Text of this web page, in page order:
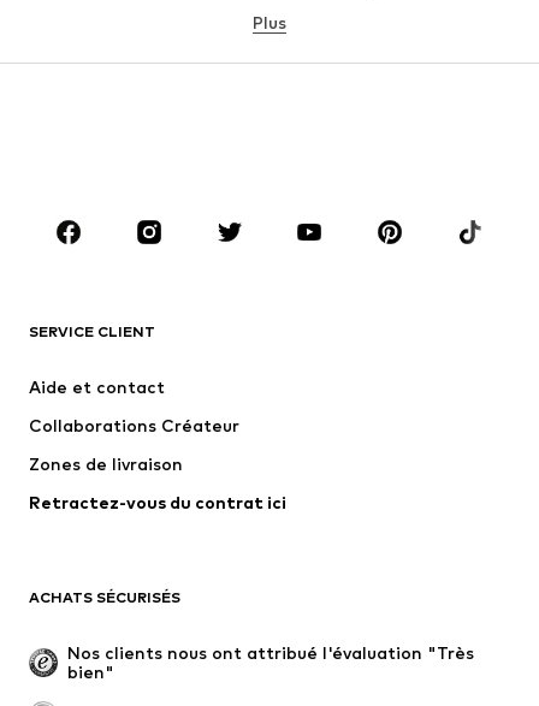
Lingerie
Jupes
Blouses et tuniques
Accessoires
Premium
Nouveautés
Lingerie
Manteaux
Jupes
Occasions spéciales
Exclusif
Remise à neuf
Plus
SERVICE CLIENT
Aide et contact
Collaborations Créateur
Zones de livraison
Retractez-vous du contrat ici
ACHATS SÉCURISÉS
Nos clients nous ont attribué l'évaluation "Très
bien"